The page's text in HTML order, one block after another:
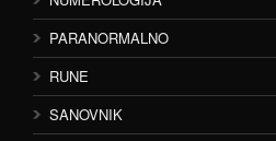
PARANORMALNO
RUNE
SANOVNIK